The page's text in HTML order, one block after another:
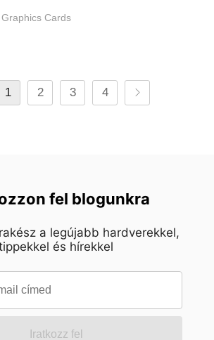
Graphics Cards
1 2 3 4
fel blogunkra
a legújabb hardverekkel,
és hírekkel
Iratkozz fel